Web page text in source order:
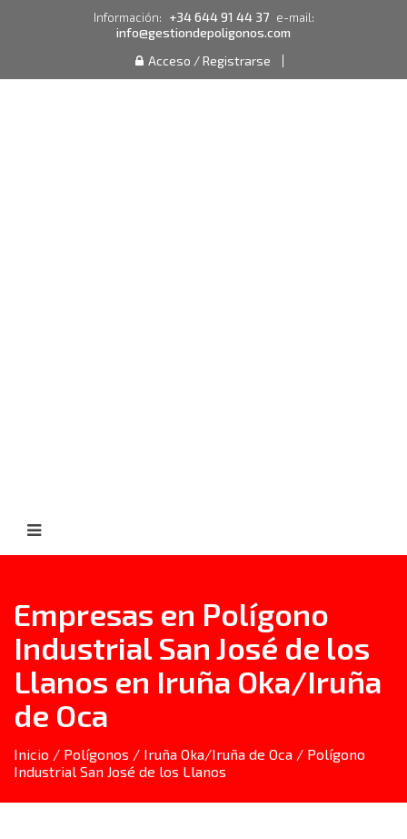
Información: +34 644 91 44 37 e-mail:
info@gestiondepoligonos.com
Acceso / Registrarse
Empresas en Polígono
Industrial San José de los
Llanos en Iruña Oka/Iruña
de Oca
Inicio / Polígonos / Iruña Oka/Iruña de Oca / Polígono
Industrial San José de los Llanos